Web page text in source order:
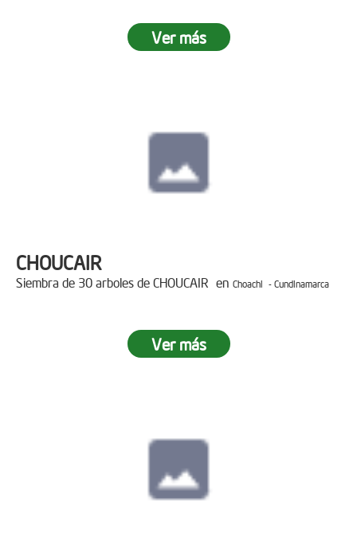
Ver más
CHOUCAIR
Siembra de 30 arboles de CHOUCAIR en Choachi - Cundinamarca
Ver más